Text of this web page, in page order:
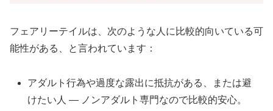
フェアリーテイルは、次のような人に比較的向いている可
能性がある、と言われています：
アダルト行為や過度な露出に抵抗がある、または避
けたい人 — ノンアダルト専門なので比較的安心。